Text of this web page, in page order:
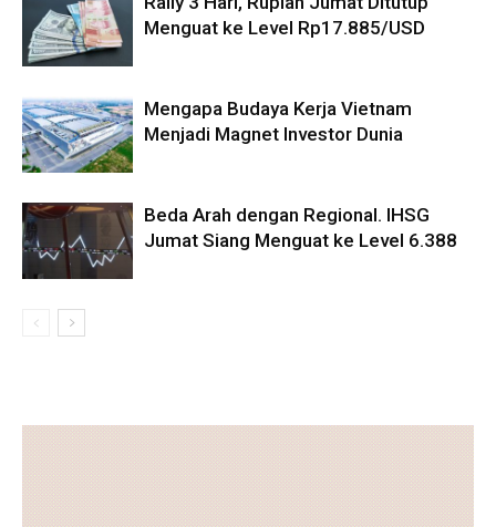
Menguat ke Level Rp17.885/USD
Mengapa Budaya Kerja Vietnam
Menjadi Magnet Investor Dunia
Beda Arah dengan Regional. IHSG
Jumat Siang Menguat ke Level 6.388